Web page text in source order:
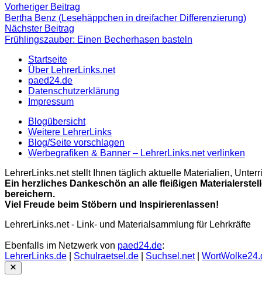
Beitragsnavigation
Vorheriger Beitrag
Beitrag:
Bertha Benz (Lesehäppchen in dreifacher Differenzierung)
Nächster Beitrag
Beitrag
Frühlingszauber: Einen Becherhasen basteln
Startseite
Über LehrerLinks.net
paed24.de
Datenschutzerklärung
Impressum
Blogübersicht
Weitere LehrerLinks
Blog/Seite vorschlagen
Werbegrafiken & Banner – LehrerLinks.net verlinken
LehrerLinks.net stellt Ihnen täglich aktuelle Materialien,
Ein herzliches Dankeschön an alle fleißigen
bereichern.
Viel Freude beim Stöbern und Inspirierenlassen!
LehrerLinks.net - Link- und Materialsammlung für Lehrkräfte
Ebenfalls im Netzwerk von paed24.de:
LehrerLinks.de
Schulraetsel.de Suchsel.net|
Close